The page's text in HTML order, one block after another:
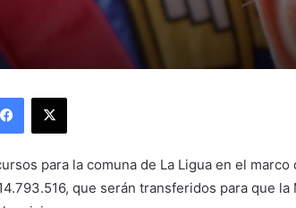
para la comuna de La Ligua en el marco
que serán transferidos para que la